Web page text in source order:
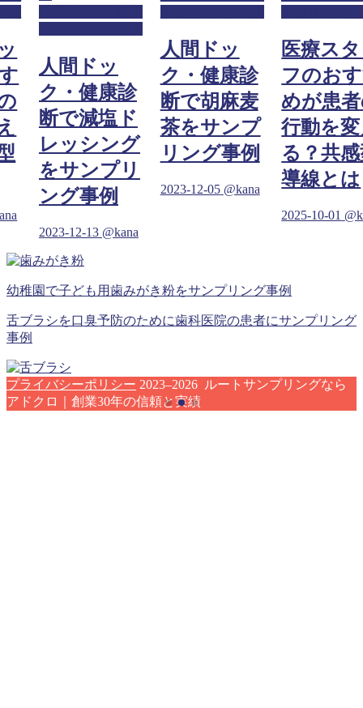
人間ドッ
ク・健康診
断で減塩ド
レッシング
をサンプリ
ング事例
2023-12-13 @kana
人間ドッ
ク・健康診
断で胡麻麦
茶をサンプ
リング事例
2023-12-05 @kana
医療ス
フのお
めが患
行動を
る？共
導線とは
2025-10-01
幼稚園で子ども用歯みがき粉をサンプリング事例
舌ブラシを口臭予防のために歯科医院の患者にサンプリング
事例
プライバシーポリシー 2023–2026 ルートサンプリングなら
アドクロ｜創業30年の信頼と実績